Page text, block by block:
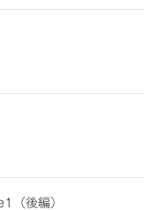
（後編）